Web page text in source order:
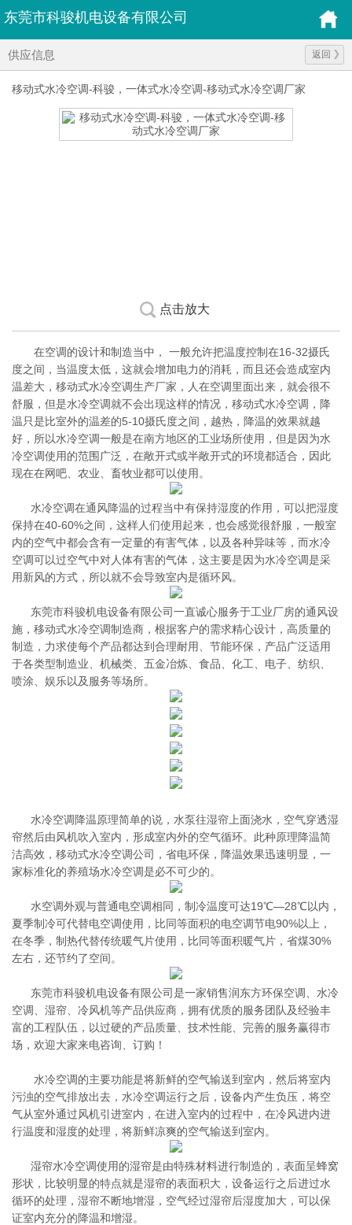
东莞市科骏机电设备有限公司
供应信息 返回
移动式水冷空调-科骏，一体式水冷空调-移动式水冷空调厂家
点击放大
在空调的设计和制造当中， 一般允许把温度控制在16-32摄氏
度之间，当温度太低，这就会增加电力的消耗，而且还会造成室内
温差大，移动式水冷空调生产厂家，人在空调里面出来，就会很不
舒服，但是水冷空调就不会出现这样的情况，移动式水冷空调，降
温只是比室外的温差的5-10摄氏度之间，越热，降温的效果就越
好，所以水冷空调一般是在南方地区的工业场所使用，但是因为水
冷空调使用的范围广泛，在敞开式或半敞开式的环境都适合，因此
现在在网吧、农业、畜牧业都可以使用。
水冷空调在通风降温的过程当中有保持湿度的作用，可以把湿度
保持在40-60%之间，这样人们使用起来，也会感觉很舒服，一般室
内的空气中都会含有一定量的有害气体，以及各种异味等，而水冷
空调可以过空气中对人体有害的气体，这主要是因为水冷空调是采
用新风的方式，所以就不会导致室内是循环风。
东莞市科骏机电设备有限公司一直诚心服务于工业厂房的通风设
施，移动式水冷空调制造商，根据客户的需求精心设计，高质量的
制造，力求使每个产品都达到合理耐用、节能环保，产品广泛适用
于各类型制造业、机械类、五金冶炼、食品、化工、电子、纺织、
喷涂、娱乐以及服务等场所。
水冷空调降温原理简单的说，水泵往湿帘上面浇水，空气穿透湿
帘然后由风机吹入室内，形成室内外的空气循环。此种原理降温简
洁高效，移动式水冷空调公司，省电环保，降温效果迅速明显，一
家标准化的养殖场水冷空调是必不可少的。
水空调外观与普通电空调相同，制冷温度可达19℃—28℃以内，
夏季制冷可代替电空调使用，比同等面积的电空调节电90%以上，
在冬季，制热代替传统暖气片使用，比同等面积暖气片，省煤30%
左右，还节约了空间。
东莞市科骏机电设备有限公司是一家销售润东方环保空调、水冷
空调、湿帘、冷风机等产品供应商，拥有优质的服务团队及经验丰
富的工程队伍，以过硬的产品质量、技术性能、完善的服务赢得市
场，欢迎大家来电咨询、订购！
水冷空调的主要功能是将新鲜的空气输送到室内，然后将室内
污浊的空气排放出去，水冷空调运行之后，设备内产生负压，将空
气从室外通过风机引进室内，在进入室内的过程中，在冷风进内进
行温度和湿度的处理，将新鲜凉爽的空气输送到室内。
湿帘水冷空调使用的湿帘是由特殊材料进行制造的，表面呈蜂窝
形状，比较明显的特点就是湿帘的表面积大，设备运行之后进过水
循环的处理，湿帘不断地增湿，空气经过湿帘后湿度加大，可以保
证室内充分的降温和增湿。